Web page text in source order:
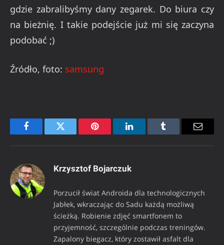
gdzie zabralibyśmy dany zegarek. Do biura czy
na bieżnię. I takie podejście już mi się zaczyna
podobać ;)
Źródło, foto: samsung
FacebookTwitter Pinterest LinkedInTumblr Email
Krzysztof Bojarczuk
Porzucił świat Androida dla technologicznych
Jabłek, wkraczając do Sadu każdą możliwą
ścieżką. Robienie zdjęć smartfonem to
przyjemność, szczególnie podczas treningów.
Zapalony biegacz, który zostawił asfalt dla